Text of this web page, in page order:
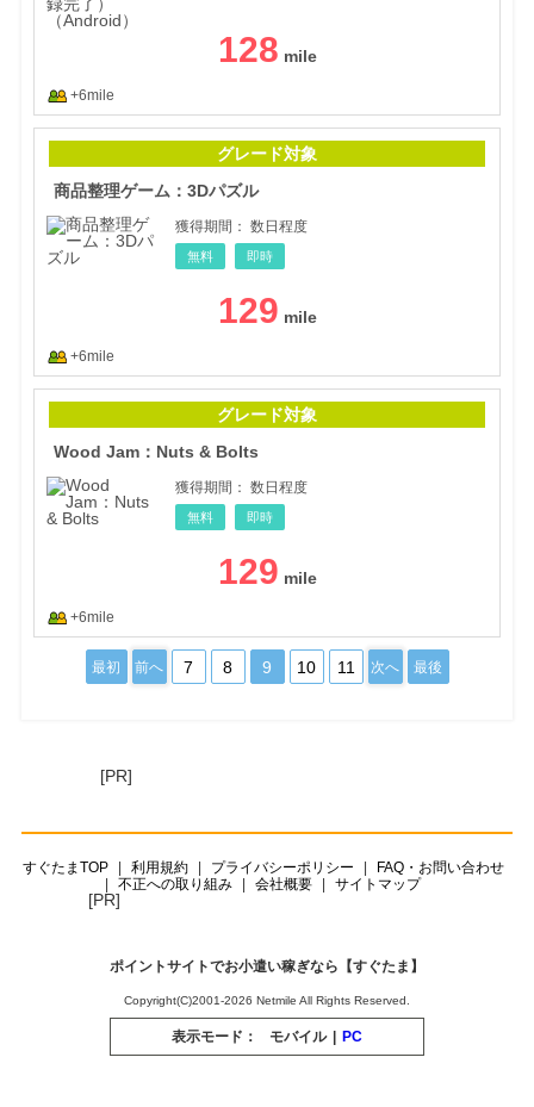
128
+6mile
グレード対象
商品整理ゲーム：3Dパズル
獲得期間： 数日程度
無料 即時
129
+6mile
グレード対象
Wood Jam：Nuts & Bolts
獲得期間： 数日程度
無料 即時
129
+6mile
最初 前へ 7 8 9 10 11 次へ 最後
[PR]
すぐたまTOP 利用規約 プライバシーポリシー
FAQ・お問い合わせ
不正への取り組み
会社概要 サイトマップ
[PR]
ポイントサイトでお小遣い稼ぎなら【すぐたま】
Copyright(C)2001-2026 Netmile All Rights Reserved.
表示モード： モバイル PC